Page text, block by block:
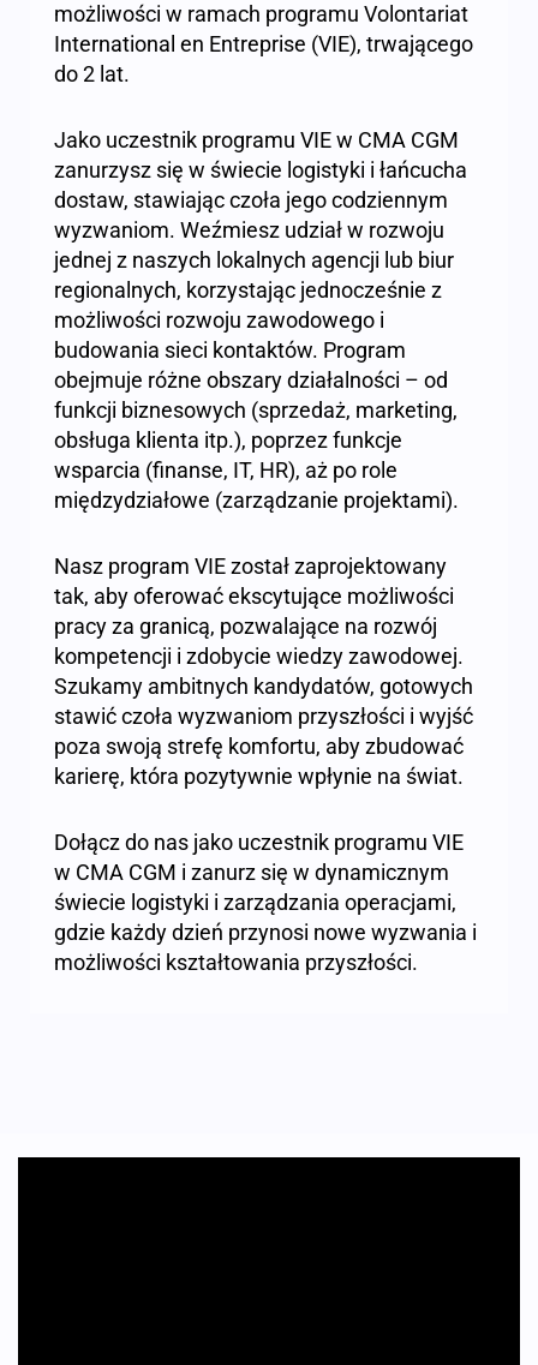
możliwości w ramach programu Volontariat
International en Entreprise (VIE), trwającego
do 2 lat.
Jako uczestnik programu VIE w CMA CGM
zanurzysz się w świecie logistyki i łańcucha
dostaw, stawiając czoła jego codziennym
wyzwaniom. Weźmiesz udział w rozwoju
jednej z naszych lokalnych agencji lub biur
regionalnych, korzystając jednocześnie z
możliwości rozwoju zawodowego i
budowania sieci kontaktów. Program
obejmuje różne obszary działalności – od
funkcji biznesowych (sprzedaż, marketing,
obsługa klienta itp.), poprzez funkcje
wsparcia (finanse, IT, HR), aż po role
międzydziałowe (zarządzanie projektami).
Nasz program VIE został zaprojektowany
tak, aby oferować ekscytujące możliwości
pracy za granicą, pozwalające na rozwój
kompetencji i zdobycie wiedzy zawodowej.
Szukamy ambitnych kandydatów, gotowych
stawić czoła wyzwaniom przyszłości i wyjść
poza swoją strefę komfortu, aby zbudować
karierę, która pozytywnie wpłynie na świat.
Dołącz do nas jako uczestnik programu VIE
w CMA CGM i zanurz się w dynamicznym
świecie logistyki i zarządzania operacjami,
gdzie każdy dzień przynosi nowe wyzwania i
możliwości kształtowania przyszłości.